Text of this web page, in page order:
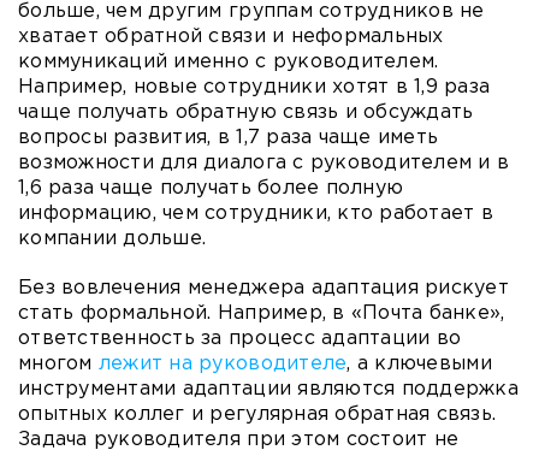
больше, чем другим группам сотрудников не
хватает обратной связи и неформальных
коммуникаций именно с руководителем.
Например, новые сотрудники хотят в 1,9 раза
чаще получать обратную связь и обсуждать
вопросы развития, в 1,7 раза чаще иметь
возможности для диалога c руководителем и в
1,6 раза чаще получать более полную
информацию, чем сотрудники, кто работает в
компании дольше.
Без вовлечения менеджера адаптация рискует
стать формальной. Например, в «Почта банке»,
ответственность за процесс адаптации во
многом лежит на руководителе, а ключевыми
инструментами адаптации являются поддержка
опытных коллег и регулярная обратная связь.
Задача руководителя при этом состоит не